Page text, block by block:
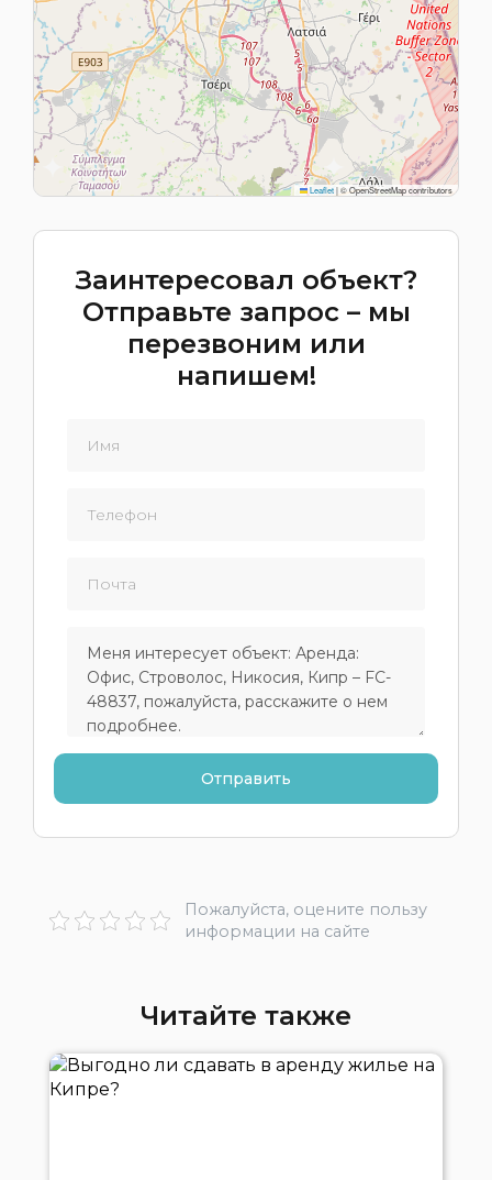
Leaflet|© OpenStreetMap contributors
Заинтересовал объект?
Отправьте запрос – мы
перезвоним или
напишем!
Пожалуйста, оцените пользу
информации на сайте
Читайте также